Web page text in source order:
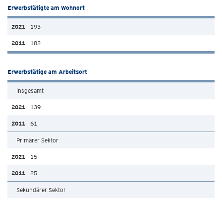
Erwerbstätigte am Wohnort
193
182
Erwerbstätige am Arbeitsort
insgesamt
139
61
Primärer Sektor
15
25
Sekundärer Sektor